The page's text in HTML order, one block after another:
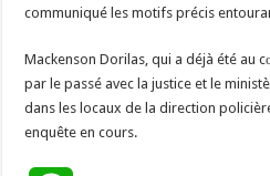
communiqué les motifs précis
Mackenson Dorilas, qui a déjà été au
par le passé avec la justice et le
dans les locaux de la direction
enquête en cours.